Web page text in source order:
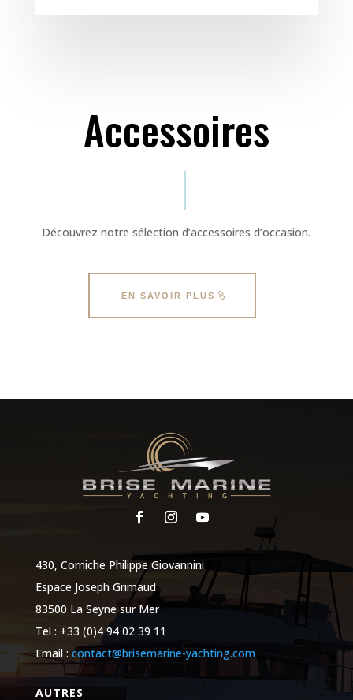
Accessoires
Découvrez notre sélection d’accessoires d’occasion.
EN SAVOIR PLUS
430, Corniche Philippe Giovannini
Espace Joseph Grimaud
83500 La Seyne sur Mer
Tel : +33 (0)4 94 02 39 11
Email :contact@brisemarine-yachting.com
AUTRES